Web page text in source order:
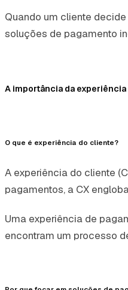
Quando um cliente
soluções de pagamento
A importância da
O que é experiência do cliente?
A experiência do cliente
pagamentos, a CX
Uma experiência de
encontram um processo